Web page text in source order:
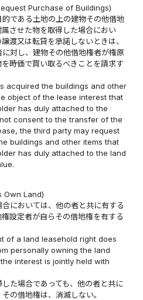
Purchase of Buildings)
である土地の上の建物その他借地
させた物を取得した場合におい
渡又は転貸を承諾しないときは、
対し、建物その他借地権者が権原
時価で買い取るべきことを請求す
acquired the buildings and other
object of the lease interest that
has duly attached to the
consent to the transfer of the
the third party may request
buildings and other items that
has duly attached to the land
Own Land)
においては、他の者と共に有する
設定者が自らその借地権を有する
of a land leasehold right does
personally owning the land
interest is jointly held with
た場合であっても、他の者と共に
の借地権は、消滅しない。